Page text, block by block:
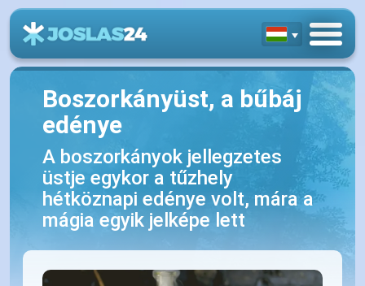
Boszorkányüst, a bűbáj
edénye
A boszorkányok jellegzetes
üstje egykor a tűzhely
hétköznapi edénye volt, mára a
mágia egyik jelképe lett